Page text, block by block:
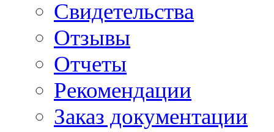
Свидетельства
Отзывы
Отчеты
Рекомендации
Заказ документации